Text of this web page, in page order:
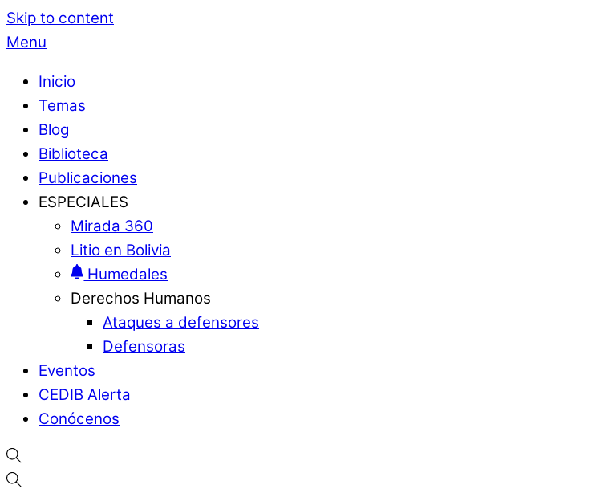
Skip to content
Menu
Inicio
Temas
Blog
Biblioteca
Publicaciones
ESPECIALES
Mirada 360
Litio en Bolivia
Humedales
Derechos Humanos
Ataques a defensores
Defensoras
Eventos
CEDIB Alerta
Conócenos